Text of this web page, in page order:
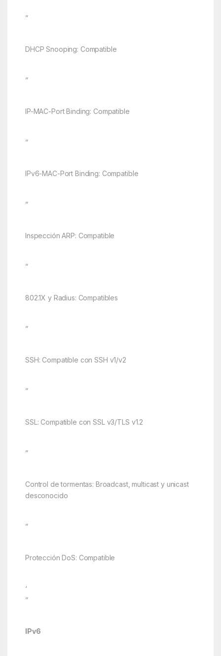
”
DHCP Snooping: Compatible
”
IP-MAC-Port Binding: Compatible
”
IPv6-MAC-Port Binding: Compatible
”
Inspección ARP: Compatible
”
802.1X y Radius: Compatibles
”
SSH: Compatible con SSH v1/v2
”
SSL: Compatible con SSL v3/TLS v1.2
”
Control de tormentas: Broadcast, multicast y unicast
desconocido
”
Protección DoS: Compatible
‘
”
IPv6